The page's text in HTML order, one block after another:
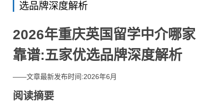
选品牌深度解析
2026年重庆英国留学中介哪家
靠谱:五家优选品牌深度解析
——文章最新发布时间:2026年6月
阅读摘要